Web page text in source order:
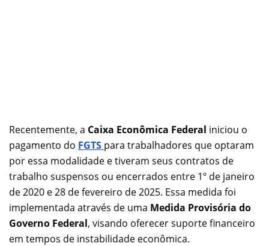
Recentemente, a Caixa Econômica Federal iniciou o
pagamento do FGTS para trabalhadores que optaram
por essa modalidade e tiveram seus contratos de
trabalho suspensos ou encerrados entre 1º de janeiro
de 2020 e 28 de fevereiro de 2025. Essa medida foi
implementada através de uma Medida Provisória do
Governo Federal, visando oferecer suporte financeiro
em tempos de instabilidade econômica.